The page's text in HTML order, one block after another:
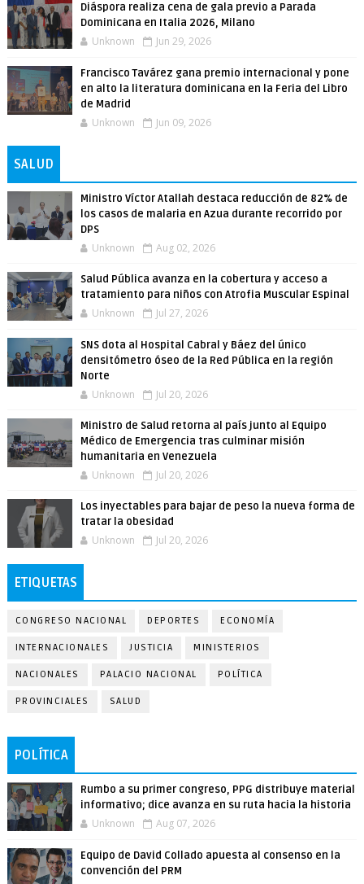
Diáspora realiza cena de gala previo a Parada
Dominicana en Italia 2026, Milano
Unknown Jun 29, 2026
Francisco Tavárez gana premio internacional y pone
en alto la literatura dominicana en la Feria del Libro
de Madrid
Unknown Jun 09, 2026
SALUD
Ministro Víctor Atallah destaca reducción de 82% de
los casos de malaria en Azua durante recorrido por
DPS
Unknown Aug 02, 2026
Salud Pública avanza en la cobertura y acceso a
tratamiento para niños con Atrofia Muscular Espinal
Unknown Jul 27, 2026
SNS dota al Hospital Cabral y Báez del único
densitómetro óseo de la Red Pública en la región
Norte
Unknown Jul 20, 2026
Ministro de Salud retorna al país junto al Equipo
Médico de Emergencia tras culminar misión
humanitaria en Venezuela
Unknown Jul 20, 2026
Los inyectables para bajar de peso la nueva forma de
tratar la obesidad
Unknown Jul 20, 2026
ETIQUETAS
CONGRESO NACIONAL DEPORTES ECONOMÍA
INTERNACIONALES JUSTICIA MINISTERIOS
NACIONALES PALACIO NACIONAL POLÍTICA
PROVINCIALES SALUD
POLÍTICA
Rumbo a su primer congreso, PPG distribuye material
informativo; dice avanza en su ruta hacia la historia
Unknown Aug 07, 2026
Equipo de David Collado apuesta al consenso en la
convención del PRM